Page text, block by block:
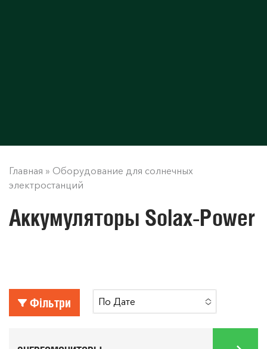
Главная » Оборудование для солнечных
электростанций
Аккумуляторы Solax-Power
По Дате
Фільтри